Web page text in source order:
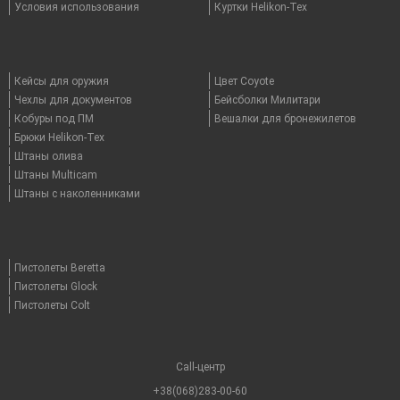
Условия использования
Куртки Helikon-Tex
Кейсы для оружия
Чехлы для документов
Кобуры под ПМ
Брюки Helikon-Tex
Штаны олива
Штаны Multicam
Штаны с наколенниками
Цвет Coyote
Бейсболки Милитари
Вешалки для бронежилетов
Пистолеты Beretta
Пистолеты Glock
Пистолеты Colt
Call-центр
+38(068)283-00-60